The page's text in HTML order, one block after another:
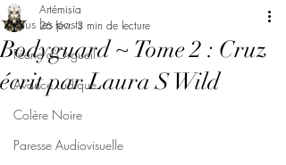
Tous les posts
Féerie d'Orgueil
Avarice Ludique
Colère Noire
Paresse Audiovisuelle
Bodyguard ~ Tome 2 : Cruz
écrit par Laura S Wild
Artémisia
26 févr. 3 min de lecture